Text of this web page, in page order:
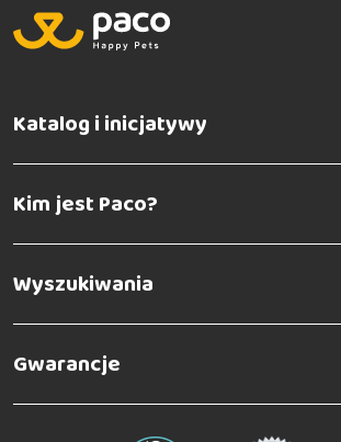
Katalog i inicjatywy
Kim jest Paco?
Wyszukiwania
Gwarancje